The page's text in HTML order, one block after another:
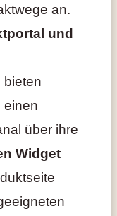
an.
und
bieten
einen
über ihre
Widget